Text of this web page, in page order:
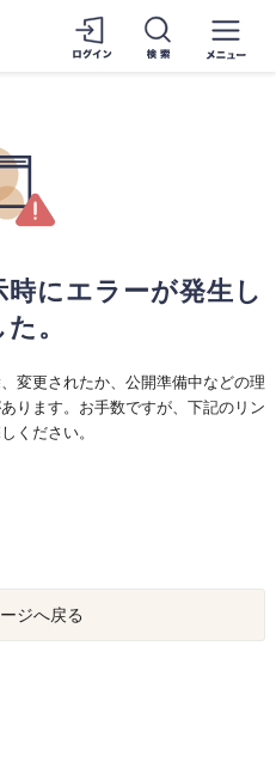
にエラーが発生し
。
変更されたか、公開準備中などの理
ります。お手数ですが、下記のリン
ください。
ジへ戻る